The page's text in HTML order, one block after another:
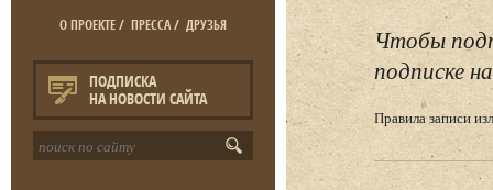
О ПРОЕКТЕ/ ПРЕССА/ ДРУЗЬЯ
ПОДПИСКА
НА НОВОСТИ САЙТА
Чтобы
подписке
Правила записи